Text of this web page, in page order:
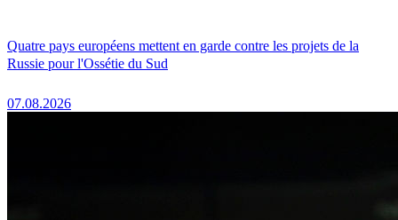
Quatre pays européens mettent en garde contre les projets de la
Russie pour l'Ossétie du Sud
07.08.2026